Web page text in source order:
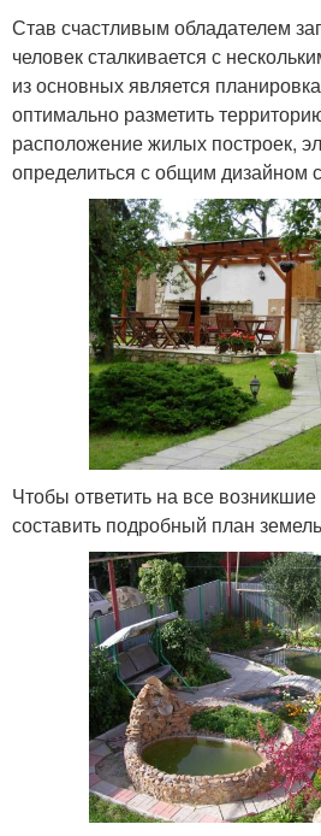
Став счастливым обладателем
человек сталкивается с
из основных является
оптимально разметить
расположение жилых построек,
определиться с общим дизайном
Чтобы ответить на все
составить подробный план